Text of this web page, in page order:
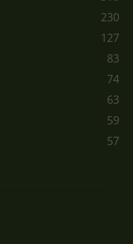
230
127
83
74
63
59
57